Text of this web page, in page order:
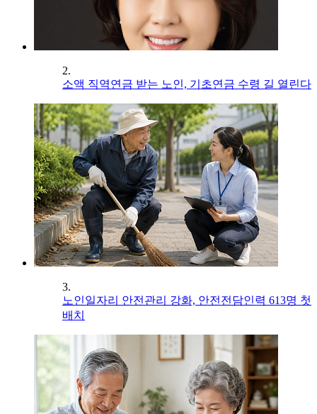
2.
소액 직역연금 받는 노인, 기초연금 수령 길 열린다
3.
노인일자리 안전관리 강화, 안전전담인력 613명 첫
배치